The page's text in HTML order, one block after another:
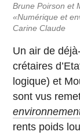
Brune Poirson et
«Nu­mé­rique et
Carine Claude
Un air de
cré­taires
lo­gique) et
sont vus
rents poids